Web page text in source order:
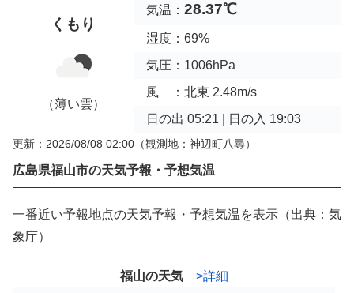
くもり
（薄い雲）
気温： 28.37℃
湿度：69%
気圧：1006hPa
風 ：北東 2.48m/s
日の出 05:21 | 日の入 19:03
更新：2026/08/08 02:00 （観測地：神辺町八尋）
広島県福山市の天気予報・予想気温
一番近い予報地点の天気予報・予想気温を表示（出典：気
象庁）
福山の天気
>詳細